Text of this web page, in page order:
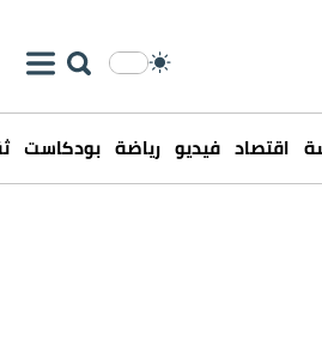
اقتصاد فيديو رياضة بودكاست